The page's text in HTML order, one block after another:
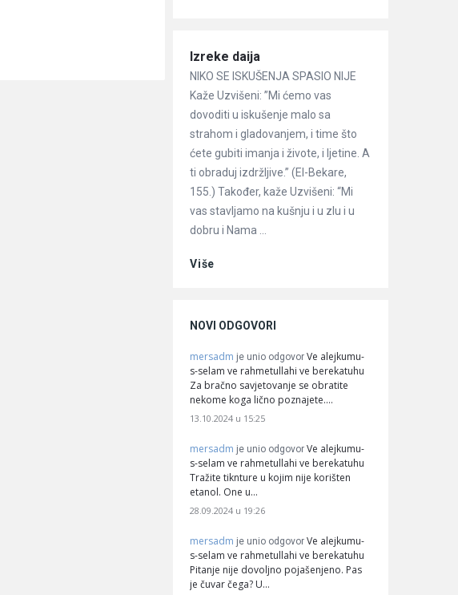
Članci
Izreke daija
NIKO SE ISKUŠENJA SPASIO NIJE
Kaže Uzvišeni: ”Mi ćemo vas
dovoditi u iskušenje malo sa
strahom i gladovanjem, i time što
ćete gubiti imanja i živote, i ljetine. A
ti obraduj izdržljive.” (El-Bekare,
155.) Također, kaže Uzvišeni: “Mi
vas stavljamo na kušnju i u zlu i u
dobru i Nama ...
Više
NOVI ODGOVORI
mersadm je unio odgovor Ve alejkumu-
s-selam ve rahmetullahi ve berekatuhu
Za bračno savjetovanje se obratite
nekome koga lično poznajete.…
13.10.2024 u 15:25
mersadm je unio odgovor Ve alejkumu-
s-selam ve rahmetullahi ve berekatuhu
Tražite tiknture u kojim nije korišten
etanol. One u…
28.09.2024 u 19:26
mersadm je unio odgovor Ve alejkumu-
s-selam ve rahmetullahi ve berekatuhu
Pitanje nije dovoljno pojašenjeno. Pas
je čuvar čega? U…